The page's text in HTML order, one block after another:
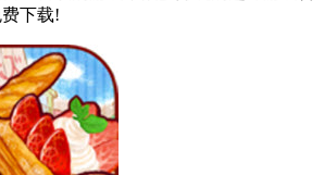
下载!